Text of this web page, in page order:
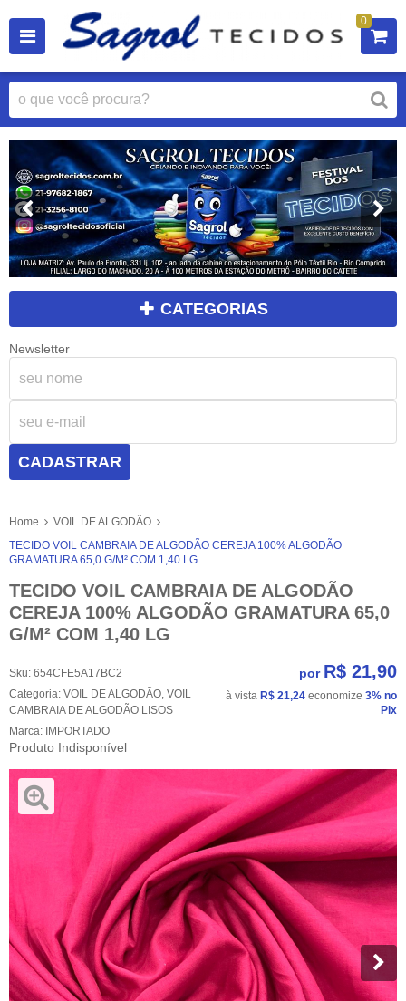
0
CATEGORIAS
Newsletter
CADASTRAR
Home
VOIL DE ALGODÃO
TECIDO VOIL CAMBRAIA DE ALGODÃO CEREJA 100% ALGODÃO
GRAMATURA 65,0 G/M² COM 1,40 LG
TECIDO VOIL CAMBRAIA DE ALGODÃO
CEREJA 100% ALGODÃO GRAMATURA 65,0
G/M² COM 1,40 LG
Sku: 654CFE5A17BC2
Categoria: VOIL DE ALGODÃO, VOIL
CAMBRAIA DE ALGODÃO LISOS
Marca: IMPORTADO
Produto Indisponível
por R$ 21,90
à vista R$ 21,24 economize 3% no
Pix